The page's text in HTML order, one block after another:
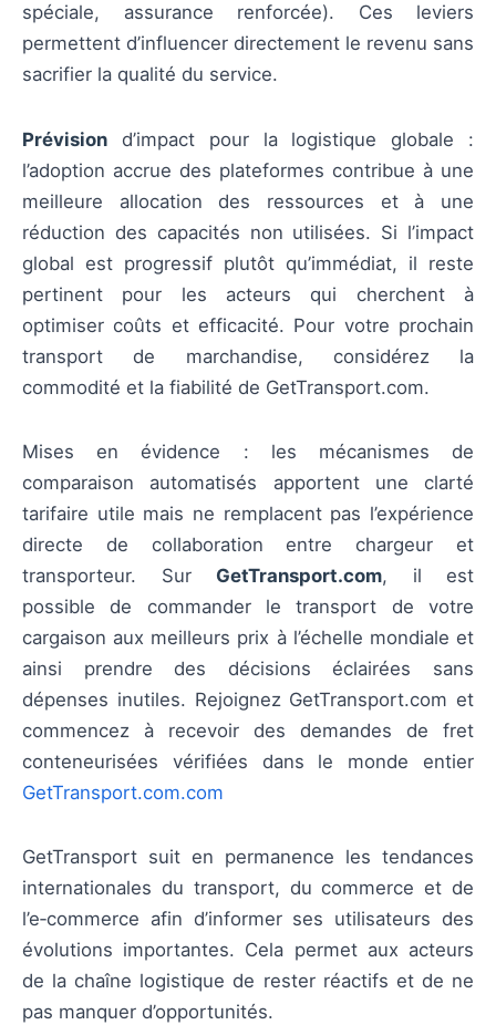
spéciale, assurance renforcée). Ces leviers
permettent d’influencer directement le revenu sans
sacrifier la qualité du service.
Prévision d’impact pour la logistique globale :
l’adoption accrue des plateformes contribue à une
meilleure allocation des ressources et à une
réduction des capacités non utilisées. Si l’impact
global est progressif plutôt qu’immédiat, il reste
pertinent pour les acteurs qui cherchent à
optimiser coûts et efficacité. Pour votre prochain
transport de marchandise, considérez la
commodité et la fiabilité de GetTransport.com.
Mises en évidence : les mécanismes de
comparaison automatisés apportent une clarté
tarifaire utile mais ne remplacent pas l’expérience
directe de collaboration entre chargeur et
transporteur. Sur GetTransport.com, il est
possible de commander le transport de votre
cargaison aux meilleurs prix à l’échelle mondiale et
ainsi prendre des décisions éclairées sans
dépenses inutiles. Rejoignez GetTransport.com et
commencez à recevoir des demandes de fret
conteneurisées vérifiées dans le monde entier
GetTransport.com.com
GetTransport suit en permanence les tendances
internationales du transport, du commerce et de
l’e‑commerce afin d’informer ses utilisateurs des
évolutions importantes. Cela permet aux acteurs
de la chaîne logistique de rester réactifs et de ne
pas manquer d’opportunités.